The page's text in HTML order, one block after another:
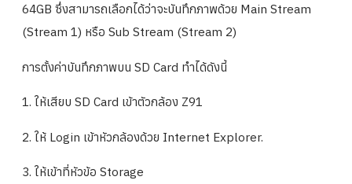
64GB ซึ่งสามารถเลือกได้ว่าจะบันทึกภาพด้วย Main Stream
(Stream 1) หรือ Sub Stream (Stream 2)
การตั้งค่าบันทึกภาพบน SD Card ทำได้ดังนี้
1. ให้เสียบ SD Card เข้าตัวกล้อง Z91
2. ให้ Login เข้าหัวกล้องด้วย Internet Explorer.
3. ให้เข้าที่หัวข้อ Storage